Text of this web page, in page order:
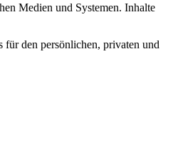
Medien und Systemen. Inhalte
den persönlichen, privaten und